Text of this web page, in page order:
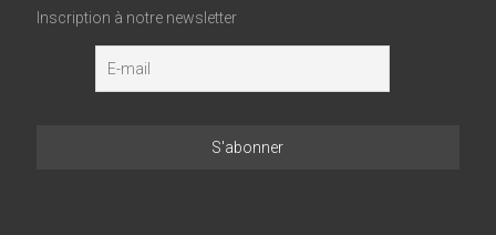
Inscription à notre newsletter